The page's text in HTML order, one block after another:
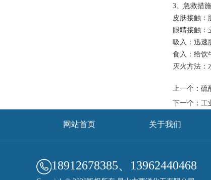
3、急救措
皮肤接触：
眼睛接触：
吸入：迅速
食入：给饮
灭火方法：
上一个： 硫
下一个： 工
网站首页 关于我们
18912678385、13962440468